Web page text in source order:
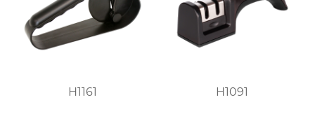
H1161 H1091